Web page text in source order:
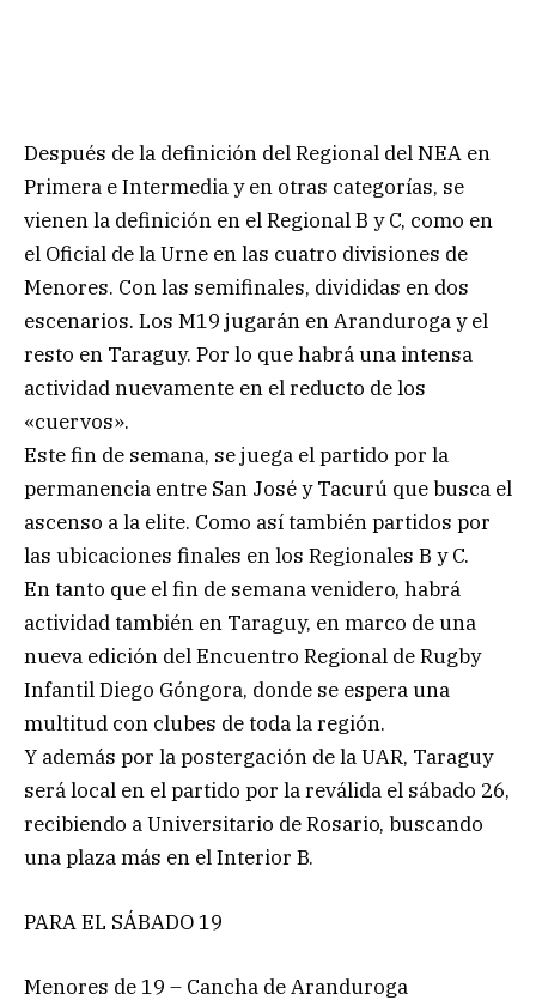
Después de la definición del Regional del NEA en
Primera e Intermedia y en otras categorías, se
vienen la definición en el Regional B y C, como en
el Oficial de la Urne en las cuatro divisiones de
Menores. Con las semifinales, divididas en dos
escenarios. Los M19 jugarán en Aranduroga y el
resto en Taraguy. Por lo que habrá una intensa
actividad nuevamente en el reducto de los
«cuervos».
Este fin de semana, se juega el partido por la
permanencia entre San José y Tacurú que busca el
ascenso a la elite. Como así también partidos por
las ubicaciones finales en los Regionales B y C.
En tanto que el fin de semana venidero, habrá
actividad también en Taraguy, en marco de una
nueva edición del Encuentro Regional de Rugby
Infantil Diego Góngora, donde se espera una
multitud con clubes de toda la región.
Y además por la postergación de la UAR, Taraguy
será local en el partido por la reválida el sábado 26,
recibiendo a Universitario de Rosario, buscando
una plaza más en el Interior B.
PARA EL SÁBADO 19
Menores de 19 – Cancha de Aranduroga